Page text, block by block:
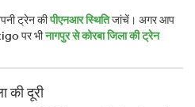
ट्रेन कीपीएनआर स्थितिजांचें। अगर आप
पर भीनागपुर से कोरबा जिला की ट्रेन
की दूरी